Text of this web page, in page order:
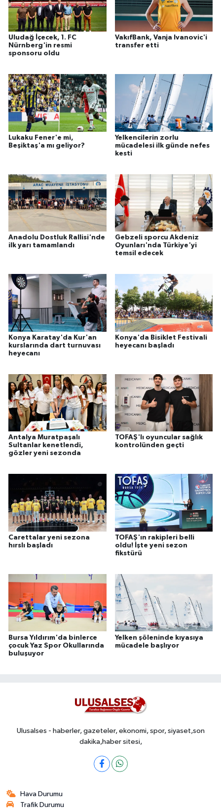
Uludağ İçecek, 1. FC
Nürnberg'in resmi
sponsoru oldu
VakıfBank, Vanja Ivanovic'i
transfer etti
Lukaku Fener'e mi,
Beşiktaş'a mı geliyor?
Yelkencilerin zorlu
mücadelesi ilk günde nefes
kesti
Anadolu Dostluk Rallisi'nde
ilk yarı tamamlandı
Gebzeli sporcu Akdeniz
Oyunları'nda Türkiye'yi
temsil edecek
Konya Karatay'da Kur'an
kurslarında dart turnuvası
heyecanı
Konya'da Bisiklet Festivali
heyecanı başladı
Antalya Muratpaşalı
Sultanlar kenetlendi,
gözler yeni sezonda
TOFAŞ'lı oyuncular sağlık
kontrolünden geçti
Carettalar yeni sezona
hırslı başladı
TOFAŞ'ın rakipleri belli
oldu! İşte yeni sezon
fikstürü
Bursa Yıldırım'da binlerce
çocuk Yaz Spor Okullarında
buluşuyor
Yelken şöleninde kıyasıya
mücadele başlıyor
Ulusalses - haberler, gazeteler, ekonomi, spor, siyaset,son
dakika,haber sitesi,
Hava Durumu
Trafik Durumu